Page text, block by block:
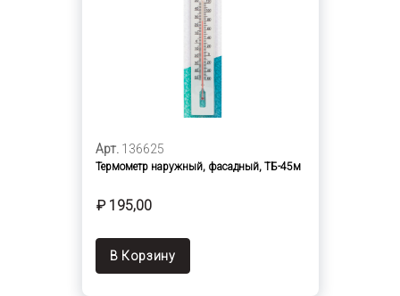
Арт. 136625
Термометр наружный, фасадный, ТБ-45м
₽ 195,00
В Корзину